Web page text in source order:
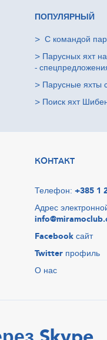
ПОПУЛЯРНЫЙ
> С командой
> Парусных яхт
-
> Парусные яхты
> Поиск яхт
КОНТАКТ
Телефон: +385 1
Адрес
Facebook сайт
Twitter профиль
О нас